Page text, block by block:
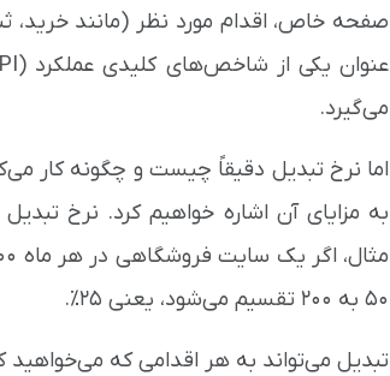
صفحه خاص، اقدام مورد نظر (مانند خرید،
می‌گیرد.
اما نرخ تبدیل دقیقاً چیست و چگونه کار
به مزایای آن اشاره خواهیم کرد. نرخ
50 به 200 تقسیم می‌شود، یعنی 25٪.
تبدیل می‌تواند به هر اقدامی که می‌خواهید